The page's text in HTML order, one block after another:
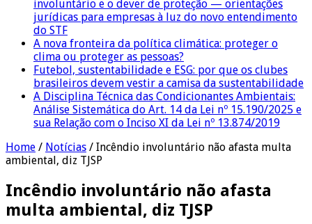
involuntário e o dever de proteção — orientações
jurídicas para empresas à luz do novo entendimento
do STF
A nova fronteira da política climática: proteger o
clima ou proteger as pessoas?
Futebol, sustentabilidade e ESG: por que os clubes
brasileiros devem vestir a camisa da sustentabilidade
A Disciplina Técnica das Condicionantes Ambientais:
Análise Sistemática do Art. 14 da Lei nº 15.190/2025 e
sua Relação com o Inciso XI da Lei nº 13.874/2019
Home / Notícias / Incêndio involuntário não afasta multa
ambiental, diz TJSP
Incêndio involuntário não afasta
multa ambiental, diz TJSP